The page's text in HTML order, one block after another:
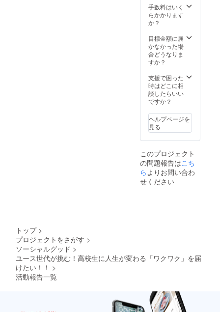
手数料はいく
らかかります
か？
目標金額に届
かなかった場
合どうなりま
すか？
支援で困った
時はどこに相
談したらいい
ですか？
ヘルプページを
見る
このプロジェクト
の問題報告はこち
らよりお問い合わ
せください
トップ >
プロジェクトをさがす >
ソーシャルグッド >
ユース世代が挑む！高校生に人生が変わる「ワクワク」を届
けたい！！ >
活動報告一覧